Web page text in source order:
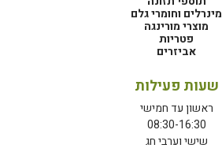
מינרלים וחומרי גלם
מוצרי מורינגה
פטריות
אביזרים
שעות פעילות
ראשון עד חמישי
08:30-16:30
שישי וערבי חג